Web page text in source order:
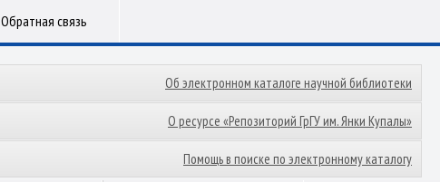
Обратная связь
Об электронном каталоге научной библиотеки
О ресурсе «Репозиторий ГрГУ им. Янки Купалы»
Помощь в поиске по электронному каталогу